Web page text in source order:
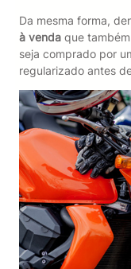
Da mesma forma,
à vendaque também
seja comprado por
regularizado antes